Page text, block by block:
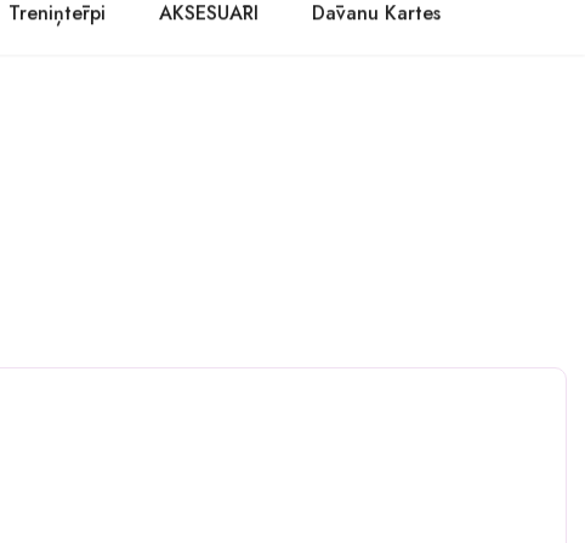
Treniņtērpi AKSESUĀRI Dāvanu Kartes